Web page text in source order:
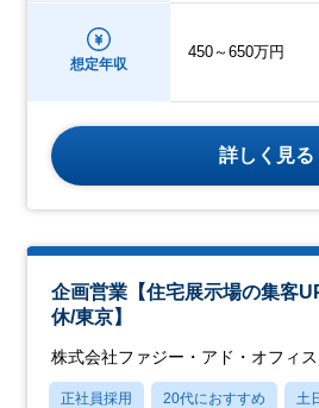
想定年収
450～650万円
詳しく見る
企画営業【住宅展示場の集客
休/東京】
株式会社ファジー・アド・オフィス
正社員採用 20代におすすめ 土